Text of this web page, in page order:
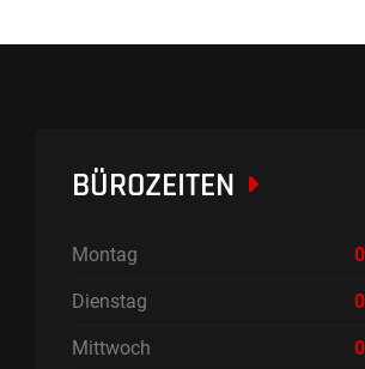
BÜROZEITEN
Montag
Dienstag
Mittwoch